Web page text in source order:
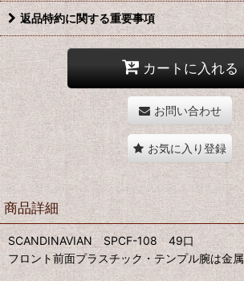
返品特約に関する重要事項
カートに入れる
お問い合わせ
お気に入り登録
商品詳細
SCANDINAVIAN SPCF-108 49口
フロント前面プラスチック・テンプル腕は金属